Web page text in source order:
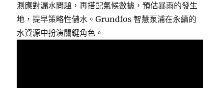
測應對漏水問題，再搭配氣候數據，預估暴雨的發生
地，提早策略性儲水。Grundfos 智慧泵浦在永續的
水資源中扮演關鍵角色。